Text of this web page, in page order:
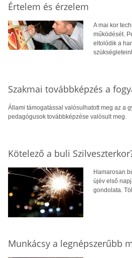
Értelem és érzelem
A mai kor
működését.
eltolódik a
Szakmai továbbképzés a
Állami támogatással valósulhatott meg az a
pedagógusok továbbképzése valósult meg.
Kötelező a buli
Hamarosan
újév első
gondolata.
Munkácsy a legnépszerűbb